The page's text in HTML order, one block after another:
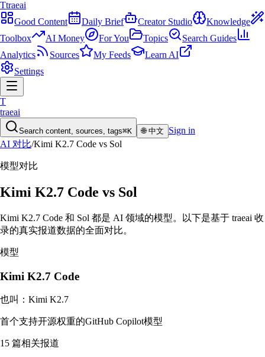
Ttraeai
Good Content
Daily Brief Creator Studio
Knowledge
Toolbox
AI Money For You Topics
Search Guides
Analytics
Sources My Feeds
Learn AI
Settings
T
traeai
Search content, sources, tags⌘K 🌐中文
Sign in
AI 对比/Kimi K2.7 Code vs Sol
模型对比
Kimi K2.7 Code vs Sol
Kimi K2.7 Code 和 Sol 都是 AI 领域的模型。以下是基于 traeai 收
录的真实报道数据的全面对比。
模型
Kimi K2.7 Code
也叫： Kimi K2.7
首个支持开源权重的GitHub Copilot模型
15 篇相关报道